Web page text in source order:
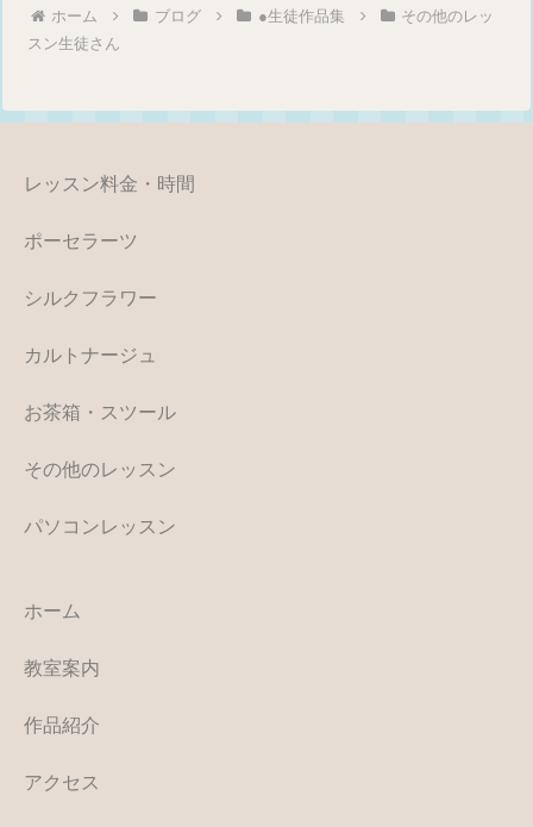
ホーム ブログ ●生徒作品集
その他のレッ
スン生徒さん
レッスン料金・時間
ポーセラーツ
シルクフラワー
カルトナージュ
お茶箱・スツール
その他のレッスン
パソコンレッスン
ホーム
教室案内
作品紹介
アクセス